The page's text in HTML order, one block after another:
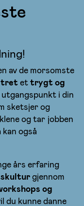
av de morsomste
ettrygt og
i din
sketsjer og
og tar jobben
kan også
års erfaring
gjennom
og
du kunne danne